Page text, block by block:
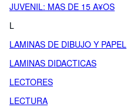
JUVENIL: MAS DE 15 A¥OS
L
LAMINAS DE DIBUJO Y PAPEL
LAMINAS DIDACTICAS
LECTORES
LECTURA